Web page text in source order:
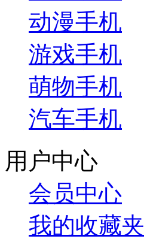
动漫手机
游戏手机
萌物手机
汽车手机
用户中心
会员中心
我的收藏夹